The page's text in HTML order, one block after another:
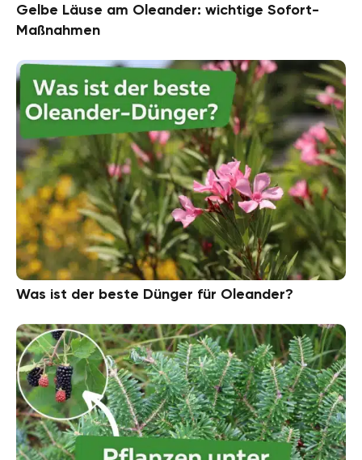
Gelbe Läuse am Oleander: wichtige Sofort-
Maßnahmen
Was ist der beste Dünger für Oleander?